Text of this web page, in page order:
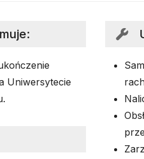
:
Uniwersytecie